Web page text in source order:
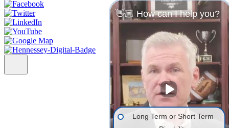
👋🏼 How can I help you?
Long Term or Short Term